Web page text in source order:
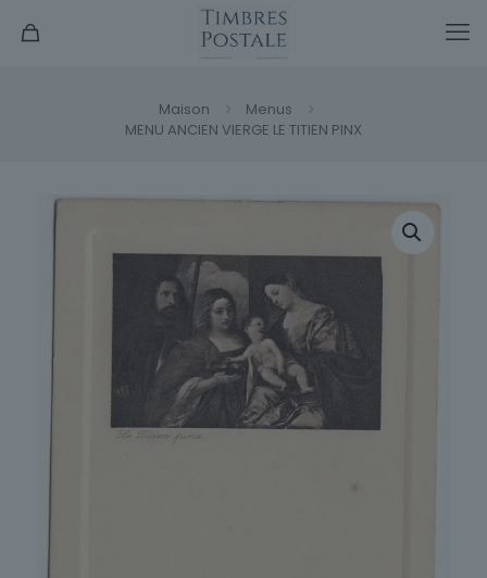
Maison
Menus
MENU ANCIEN VIERGE LE TITIEN PINX